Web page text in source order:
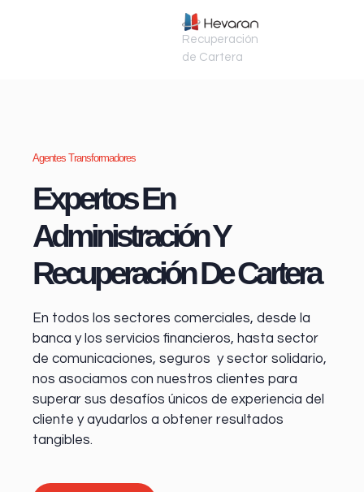
Recuperación
de Cartera
Agentes Transformadores
Expertos En
Administración Y
Recuperación De Cartera
En todos los sectores comerciales, desde la
banca y los servicios financieros, hasta sector
de comunicaciones, seguros y sector solidario,
nos asociamos con nuestros clientes para
superar sus desafíos únicos de experiencia del
cliente y ayudarlos a obtener resultados
tangibles.